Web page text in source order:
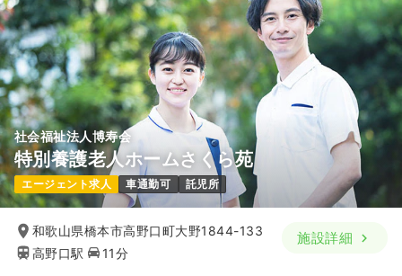
※一例
時間 9:00～17:00（休憩60分）
4週8休以上
月給26万円以上可
気になる 詳細を見る
日勤のみ（パート） 一時募集休止
給与 お問い合わせください
時間 9:00～17:00
気になる 詳細を見る
社会福祉法人博寿会
特別養護老人ホームさくら苑
エージェント求人 車通勤可 託児所
和歌山県橋本市高野口町大野1844-133
高野口駅
11分
施設詳細